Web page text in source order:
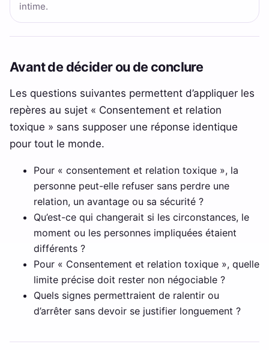
intime.
Avant de décider ou de conclure
Les questions suivantes permettent d’appliquer les
repères au sujet « Consentement et relation
toxique » sans supposer une réponse identique
pour tout le monde.
Pour « consentement et relation toxique », la
personne peut-elle refuser sans perdre une
relation, un avantage ou sa sécurité ?
Qu’est-ce qui changerait si les circonstances, le
moment ou les personnes impliquées étaient
différents ?
Pour « Consentement et relation toxique », quelle
limite précise doit rester non négociable ?
Quels signes permettraient de ralentir ou
d’arrêter sans devoir se justifier longuement ?